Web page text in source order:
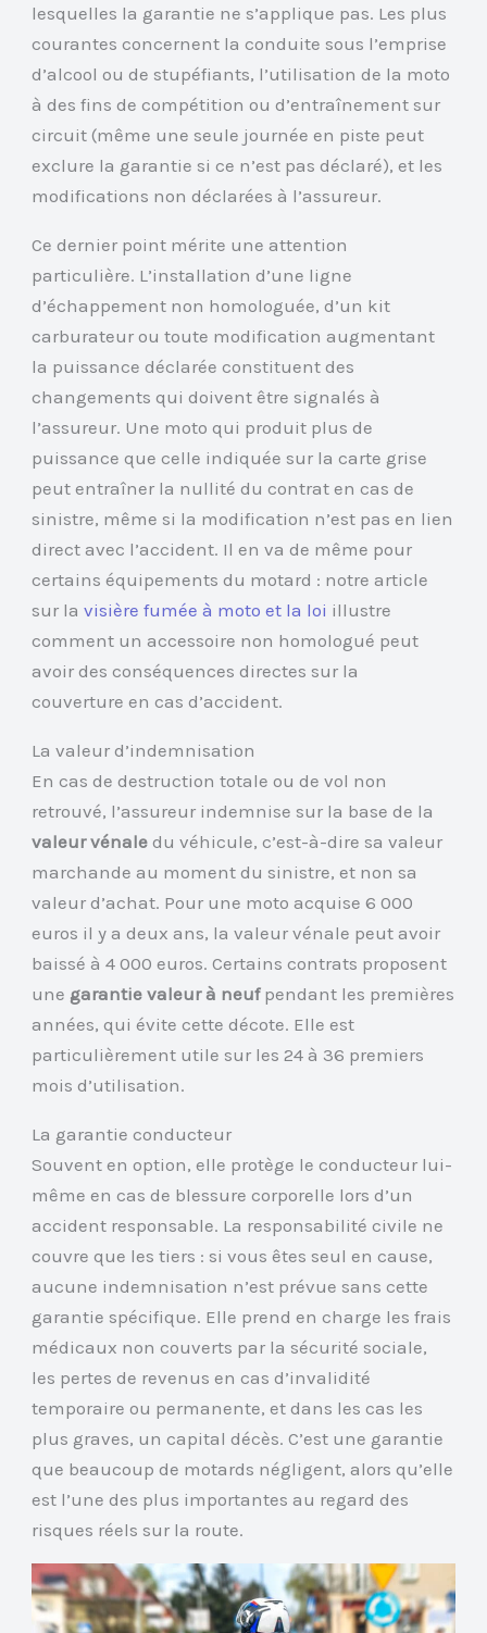
lesquelles la garantie ne s’applique pas. Les plus
courantes concernent la conduite sous l’emprise
d’alcool ou de stupéfiants, l’utilisation de la moto
à des fins de compétition ou d’entraînement sur
circuit (même une seule journée en piste peut
exclure la garantie si ce n’est pas déclaré), et les
modifications non déclarées à l’assureur.
Ce dernier point mérite une attention
particulière. L’installation d’une ligne
d’échappement non homologuée, d’un kit
carburateur ou toute modification augmentant
la puissance déclarée constituent des
changements qui doivent être signalés à
l’assureur. Une moto qui produit plus de
puissance que celle indiquée sur la carte grise
peut entraîner la nullité du contrat en cas de
sinistre, même si la modification n’est pas en lien
direct avec l’accident. Il en va de même pour
certains équipements du motard : notre article
sur lavisière fumée à moto et la loi illustre
comment un accessoire non homologué peut
avoir des conséquences directes sur la
couverture en cas d’accident.
La valeur d’indemnisation
En cas de destruction totale ou de vol non
retrouvé, l’assureur indemnise sur la base de la
valeur vénale du véhicule, c’est-à-dire sa valeur
marchande au moment du sinistre, et non sa
valeur d’achat. Pour une moto acquise 6 000
euros il y a deux ans, la valeur vénale peut avoir
baissé à 4 000 euros. Certains contrats proposent
une garantie valeur à neufpendant les premières
années, qui évite cette décote. Elle est
particulièrement utile sur les 24 à 36 premiers
mois d’utilisation.
La garantie conducteur
Souvent en option, elle protège le conducteur lui-
même en cas de blessure corporelle lors d’un
accident responsable. La responsabilité civile ne
couvre que les tiers : si vous êtes seul en cause,
aucune indemnisation n’est prévue sans cette
garantie spécifique. Elle prend en charge les frais
médicaux non couverts par la sécurité sociale,
les pertes de revenus en cas d’invalidité
temporaire ou permanente, et dans les cas les
plus graves, un capital décès. C’est une garantie
que beaucoup de motards négligent, alors qu’elle
est l’une des plus importantes au regard des
risques réels sur la route.